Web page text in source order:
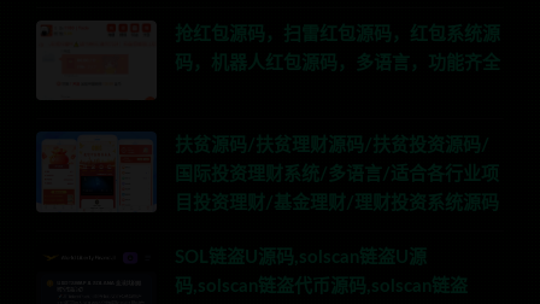
抢红包源码，扫雷红包源码，红包系统源
码，机器人红包源码，多语言，功能齐全
扶贫源码/扶贫理财源码/扶贫投资源码/
国际投资理财系统/多语言/适合各行业项
目投资理财/基金理财/理财投资系统源码
SOL链盗U源码,solscan链盗U源
码,solscan链盗代币源码,solscan链盗